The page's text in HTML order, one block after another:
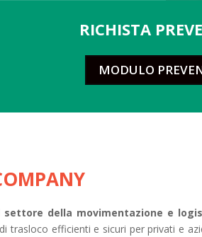
RICHISTA
MODULO
settore della movimentazione e
trasloco efficienti e sicuri per privati e